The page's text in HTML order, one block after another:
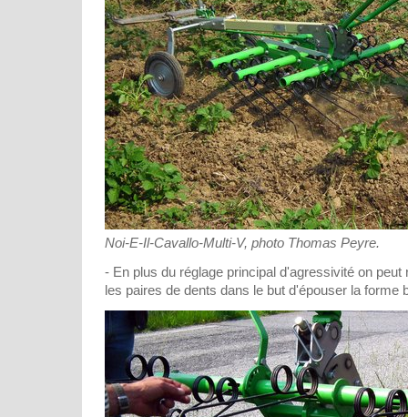
Noi-E-Il-Cavallo-Multi-V, photo Thomas Peyre.
- En plus du réglage principal d'agressivité on peut
les paires de dents dans le but d'épouser la forme